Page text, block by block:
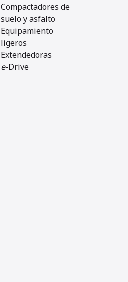
Compactadores de
suelo y asfalto
Equipamiento
ligeros
Extendedoras
e-Drive